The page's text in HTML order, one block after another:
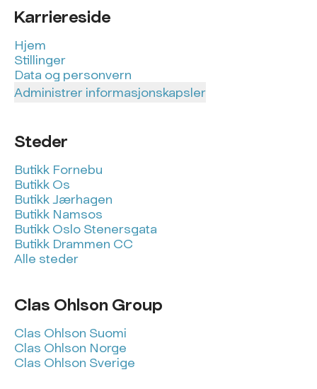
Karriereside
Hjem
Stillinger
Data og personvern
Administrer informasjonskapsler
Steder
Butikk Fornebu
Butikk Os
Butikk Jærhagen
Butikk Namsos
Butikk Oslo Stenersgata
Butikk Drammen CC
Alle steder
Clas Ohlson Group
Clas Ohlson Suomi
Clas Ohlson Norge
Clas Ohlson Sverige